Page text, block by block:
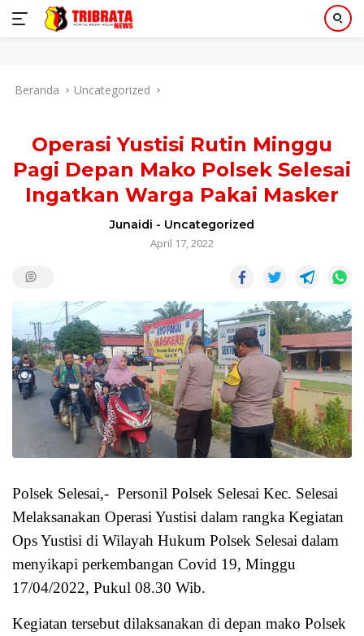
Beranda Uncategorized
Operasi Yustisi Rutin Minggu
Pagi Depan Mako Polsek Selesai
Ingatkan Warga Pakai Masker
Junaidi - Uncategorized
April 17, 2022
Polsek Selesai,- Personil Polsek Selesai Kec. Selesai
Melaksanakan Operasi Yustisi dalam rangka Kegiatan
Ops Yustisi di Wilayah Hukum Polsek Selesai dalam
menyikapi perkembangan Covid 19, Minggu
17/04/2022, Pukul 08.30 Wib.
Kegiatan tersebut dilaksanakan di depan mako Polsek